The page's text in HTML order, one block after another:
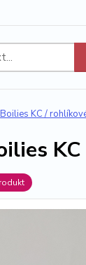
Boilies KC /
KC